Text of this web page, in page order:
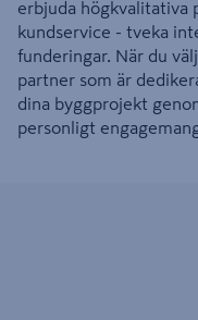
erbjuda högkvalitativa
kundservice - tveka
funderingar. När du
partner som är
dina byggprojekt
personligt